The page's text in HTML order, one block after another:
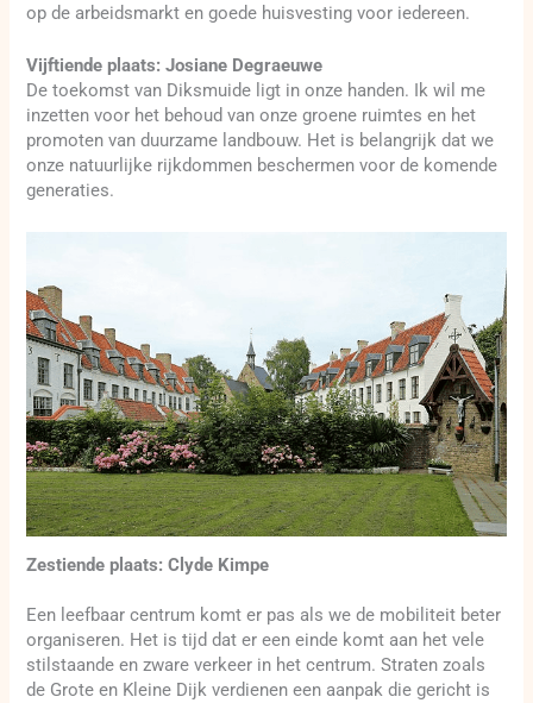
op de arbeidsmarkt en goede huisvesting voor iedereen.
Vijftiende plaats: Josiane Degraeuwe
De toekomst van Diksmuide ligt in onze handen. Ik wil me
inzetten voor het behoud van onze groene ruimtes en het
promoten van duurzame landbouw. Het is belangrijk dat we
onze natuurlijke rijkdommen beschermen voor de komende
generaties.
Zestiende plaats: Clyde Kimpe
Een leefbaar centrum komt er pas als we de mobiliteit beter
organiseren. Het is tijd dat er een einde komt aan het vele
stilstaande en zware verkeer in het centrum. Straten zoals
de Grote en Kleine Dijk verdienen een aanpak die gericht is